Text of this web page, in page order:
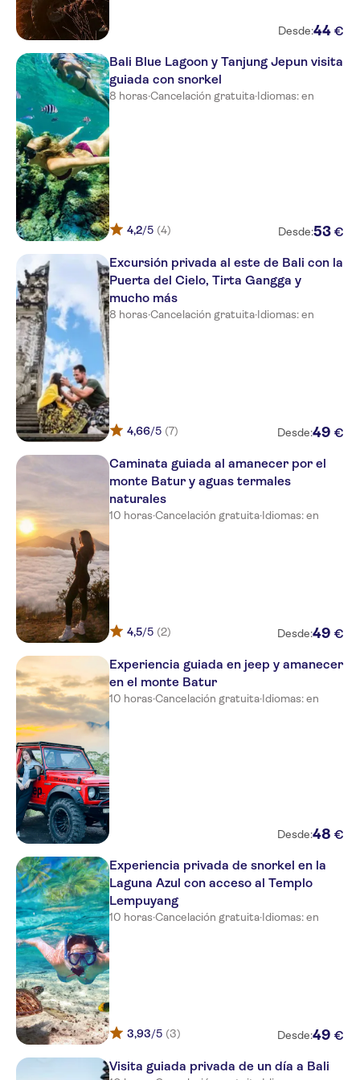
Ubud
NO-PICKUP
Desde:44 €
Bali Blue Lagoon y Tanjung Jepun visita
guiada con snorkel
8 horas·Cancelación gratuita·Idiomas: en
4,2/5 (4) Desde:53 €
Excursión privada al este de Bali con la
Puerta del Cielo, Tirta Gangga y
mucho más
8 horas·Cancelación gratuita·Idiomas: en
4,66/5 (7) Desde:49 €
Caminata guiada al amanecer por el
monte Batur y aguas termales
naturales
10 horas·Cancelación gratuita·Idiomas: en
4,5/5 (2) Desde:49 €
Experiencia guiada en jeep y amanecer
en el monte Batur
10 horas·Cancelación gratuita·Idiomas: en
Desde:48 €
Experiencia privada de snorkel en la
Laguna Azul con acceso al Templo
Lempuyang
10 horas·Cancelación gratuita·Idiomas: en
3,93/5 (3) Desde:49 €
Visita guiada privada de un día a Bali